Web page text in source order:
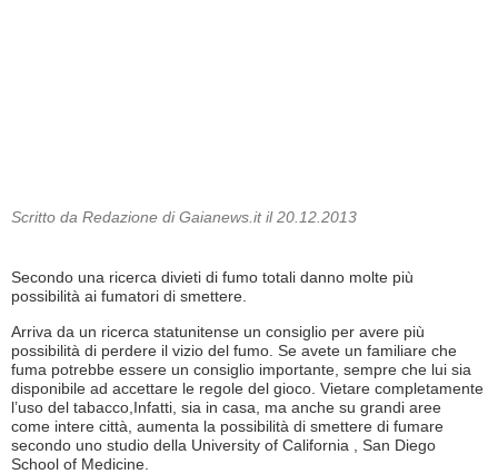
Scritto da Redazione di Gaianews.it il 20.12.2013
Secondo una ricerca divieti di fumo totali danno molte più
possibilità ai fumatori di smettere.
Arriva da un ricerca statunitense un consiglio per avere più
possibilità di perdere il vizio del fumo. Se avete un familiare che
fuma potrebbe essere un consiglio importante, sempre che lui sia
disponibile ad accettare le regole del gioco. Vietare completamente
l’uso del tabacco,Infatti, sia in casa, ma anche su grandi aree
come intere città, aumenta la possibilità di smettere di fumare
secondo uno studio della University of California , San Diego
School of Medicine.